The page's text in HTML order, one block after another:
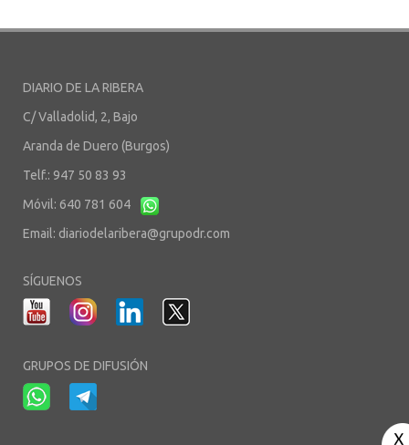
DIARIO DE LA RIBERA
C/ Valladolid, 2, Bajo
Aranda de Duero (Burgos)
Telf.: 947 50 83 93
Móvil: 640 781 604
Email: diariodelaribera@grupodr.com
SÍGUENOS
GRUPOS DE DIFUSIÓN